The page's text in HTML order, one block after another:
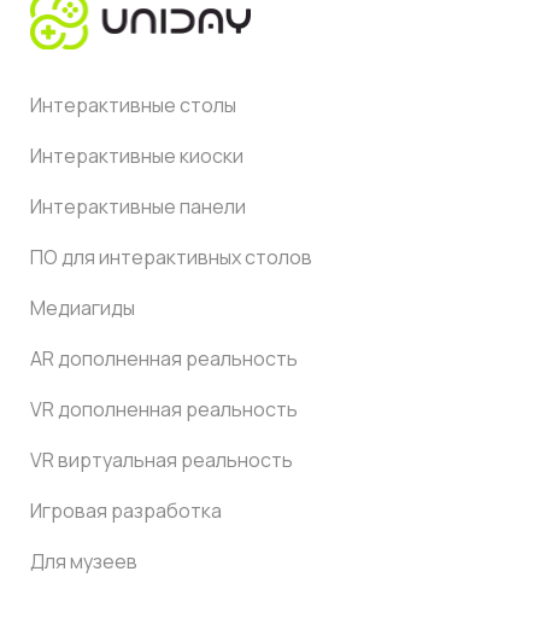
Интерактивные столы
Интерактивные киоски
Интерактивные панели
ПО для интерактивных столов
Медиагиды
AR дополненная реальность
VR дополненная реальность
VR виртуальная реальность
Игровая разработка
Для музеев